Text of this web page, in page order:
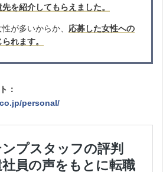
を紹介してもらえました。
が多いからか、 応募した女性への
れます。
：
personal/